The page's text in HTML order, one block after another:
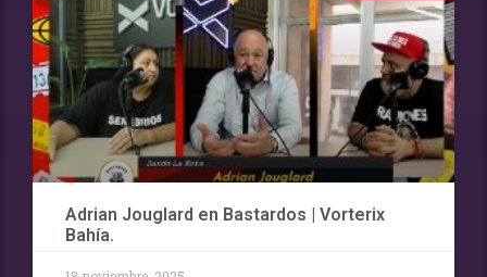
Adrian Jouglard en Bastardos | Vorterix
Bahía.